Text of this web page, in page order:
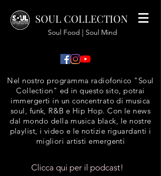
SOUL COLLECTION
Soul Food | Soul Mind
Nel nostro programma radiofonico "Soul
Collection" ed in questo sito, potrai
immergerti in un concentrato di musica
soul, funk, R&B e Hip Hop. Con le news
dal mondo della musica black, le nostre
playlist, i video e le notizie riguardanti i
migliori artisti emergenti
Clicca qui per il podcast!